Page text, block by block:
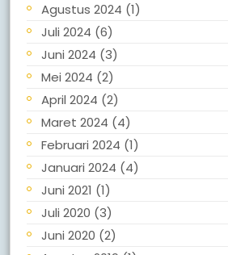
Agustus 2024 (1)
Juli 2024 (6)
Juni 2024 (3)
Mei 2024 (2)
April 2024 (2)
Maret 2024 (4)
Februari 2024 (1)
Januari 2024 (4)
Juni 2021 (1)
Juli 2020 (3)
Juni 2020 (2)